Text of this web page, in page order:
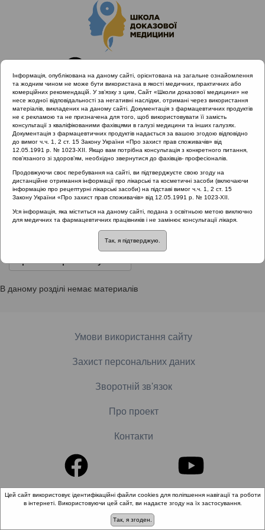
Головна
Проведені заходи
Захворювання лімфоїдного глоткового кільця (Одеса,
15.11.19)
Захворювання лімфоїдного
глоткового кільця (Одеса, 15.11.19)::
Хронічний риносинусит
В даному розділі немає материалів
Умови використання сайту
Захист персональних даних
Зворотній зв'язок
Про проект
Контакти
© 2018-2026 «Школа доказової медицини». Всі права
захищені.
Інформація, опублікована на даному сайті, орієнтована на загальне ознайомлення
та жодним чином не може бути використана в якості медичних, практичних або
комерційних рекомендацій. У зв’язку з цим, Сайт «Школи доказової медицини» не
несе жодної відповідальності за негативні наслідки, отримані через використання
матеріалів, викладених на даному сайті. Документація з фармацевтичних продуктів
не є рекламою та не призначена для того, щоб використовувати її замість
консультації з кваліфікованими фахівцями в галузі медицини та інших галузях.
Документація з фармацевтичних продуктів надається за вашою згодою відповідно
до вимог ч.ч. 1, 2 ст. 15 Закону України «Про захист прав споживачів» від
12.05.1991 р. № 1023-XII. Якщо вам потрібна консультація з конкретного питання,
пов’язаного зі здоров’ям, необхідно звернутися до фахівців- професіоналів.
Продовжуючи своє перебування на сайті, ви підтверджуєте свою згоду на
дистанційне отримання інформації про лікарські та косметичні засоби (включаючи
інформацію про рецептурні лікарські засоби) на підставі вимог ч.ч. 1, 2 ст. 15
Закону України «Про захист прав споживачів» від 12.05.1991 р. № 1023-XII.
Уся інформація, яка міститься на даному сайті, подана з освітньою метою виключно
для медичних та фармацевтичних працівників і не замінює консультації лікаря.
Так, я підтверджую.
Цей сайт використовує ідентифікаційні файли cookies для поліпшення навігації та роботи
в інтернеті. Використовуючи цей сайт, ви надаєте згоду на їх застосування.
Так, я згоден.